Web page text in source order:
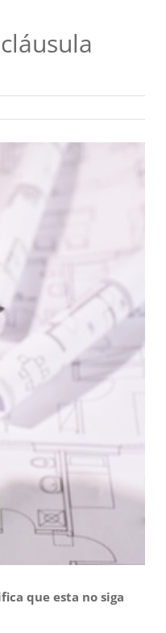
que esta no siga